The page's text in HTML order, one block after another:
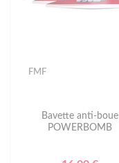
FMF
Bavette anti-boue
POWERBOMB